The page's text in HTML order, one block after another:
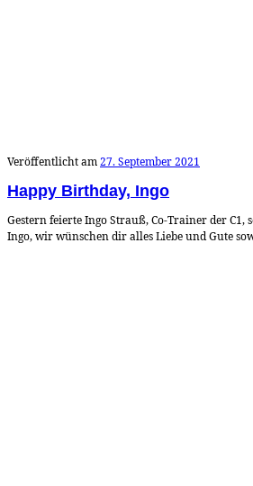
Veröffentlicht am27. September 2021
Happy Birthday, Ingo
Gestern feierte Ingo Strauß, Co-Trainer der C1,
Ingo, wir wünschen dir alles Liebe und Gute